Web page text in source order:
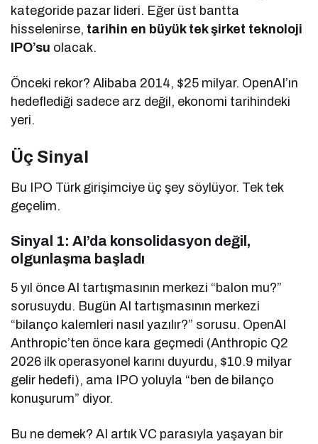
kategoride pazar lideri. Eğer üst bantta
hisselenirse, tarihin en büyük tek şirket teknoloji
IPO’su olacak.
Önceki rekor? Alibaba 2014, $25 milyar. OpenAI’ın
hedeflediği sadece arz değil, ekonomi tarihindeki
yeri.
Üç Sinyal
Bu IPO Türk girişimciye üç şey söylüyor. Tek tek
geçelim.
Sinyal 1: AI’da konsolidasyon değil,
olgunlaşma başladı
5 yıl önce AI tartışmasının merkezi “balon mu?”
sorusuydu. Bugün AI tartışmasının merkezi
“bilanço kalemleri nasıl yazılır?” sorusu. OpenAI
Anthropic’ten önce kara geçmedi (Anthropic Q2
2026 ilk operasyonel karını duyurdu, $10.9 milyar
gelir hedefi), ama IPO yoluyla “ben de bilanço
konuşurum” diyor.
Bu ne demek? AI artık VC parasıyla yaşayan bir